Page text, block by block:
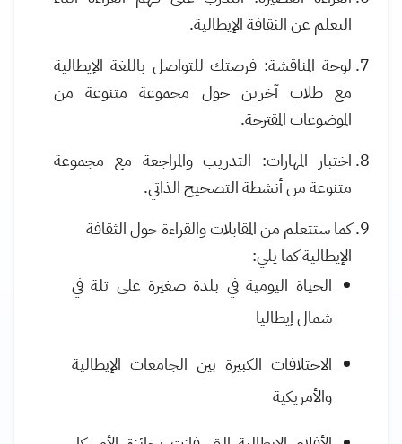
التعلم عن الثقافة الإيطالية.
لوحة المناقشة: فرصتك للتواصل باللغة الإيطالية
مع طلاب آخرين حول مجموعة متنوعة من
الموضوعات المقترحة.
اختبار المهارات: التدريب والمراجعة مع مجموعة
متنوعة من أنشطة التصحيح الذاتي.
كما ستتعلم من المقابلات والقراءة حول الثقافة
الإيطالية كما يلي:
الحياة اليومية في بلدة صغيرة على تلة في
شمال إيطاليا
الاختلافات الكبيرة بين الجامعات الإيطالية
والأمريكية